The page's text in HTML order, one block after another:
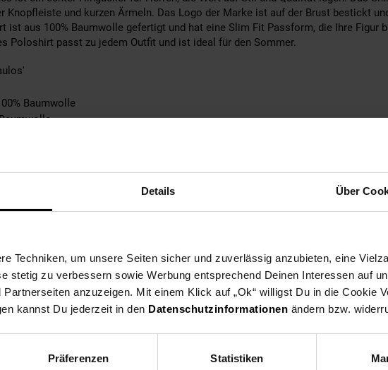
Details Über
Techniken, um unsere Seiten sicher und zuverlässig anzubieten, eine
stetig zu verbessern sowie Werbung entsprechend Deinen Interessen auf
anzuzeigen. Mit einem Klick auf „Ok“ willigst Du in die Cookie
kannst Du jederzeit in den Datenschutzinformationen ändern bzw.
Präferenzen Statistiken
Knopfleiste und kurzen Ärmeln. Das Logo der Marke ist auf der Brust bestickt
ist aus 100% Baumwolle gefertigt und hat eine Slim Fit Passform, die Ihre Figur
Poloshirt passt zu jedem Outfit und ist ideal für den Sommer.
Baumwolle
not_applicable
not_applicable